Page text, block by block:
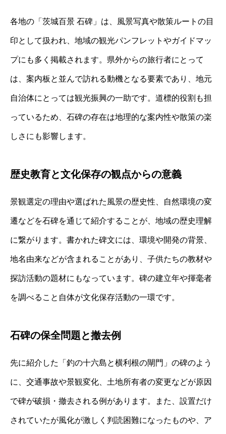
各地の「茨城百景 石碑」は、風景写真や散策ルートの目
印として扱われ、地域の観光パンフレットやガイドマッ
プにも多く掲載されます。県外からの旅行者にとって
は、案内板と並んで訪れる動機となる要素であり、地元
自治体にとっては観光振興の一助です。道標的役割も担
っているため、石碑の存在は地理的な案内性や散策の楽
しさにも影響します。
歴史教育と文化保存の観点からの意義
景観選定の理由や選ばれた風景の歴史性、自然環境の変
遷などを石碑を通じて紹介することが、地域の歴史理解
に繋がります。書かれた碑文には、環境や開発の背景、
地名由来などが含まれることがあり、子供たちの教材や
探訪活動の題材にもなっています。碑の建立年や揮毫者
を調べること自体が文化保存活動の一環です。
石碑の保全問題と撤去例
先に紹介した「釣の十六島と横利根の閘門」の碑のよう
に、交通事故や景観変化、土地所有者の変更などが原因
で碑が破損・撤去される例があります。また、設置だけ
されていたが風化が激しく判読困難になったものや、ア